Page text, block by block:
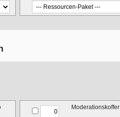
Moderationskoffer